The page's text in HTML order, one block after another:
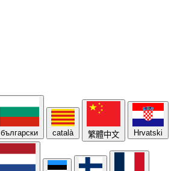
български català 繁體中文 Hrvatski